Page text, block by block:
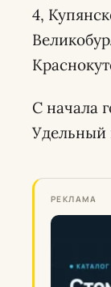
4,
С начала
Удельный
РЕКЛАМА